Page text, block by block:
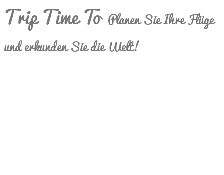
Trip Time To Planen Sie Ihre Flüge
und erkunden Sie die Welt!